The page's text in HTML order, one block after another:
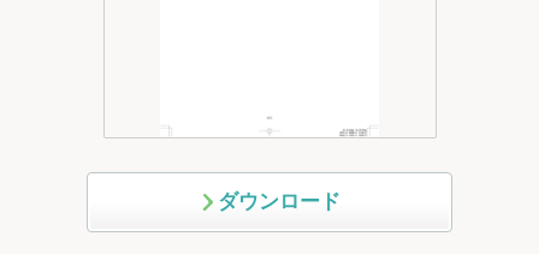
ダウンロード